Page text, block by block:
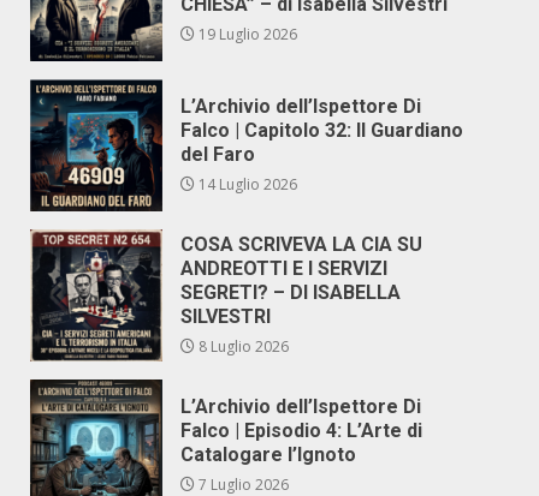
19 Luglio 2026
L’Archivio dell’Ispettore Di
Falco | Capitolo 32: Il Guardiano
del Faro
14 Luglio 2026
COSA SCRIVEVA LA CIA SU
ANDREOTTI E I SERVIZI
SEGRETI? – DI ISABELLA
SILVESTRI
8 Luglio 2026
L’Archivio dell’Ispettore Di
Falco | Episodio 4: L’Arte di
Catalogare l’Ignoto
7 Luglio 2026